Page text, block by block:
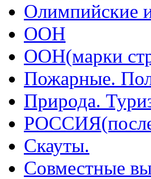
Олимпийские
ООН
ООН(марки
Пожарные.
Природа.
Скауты.
Совместные